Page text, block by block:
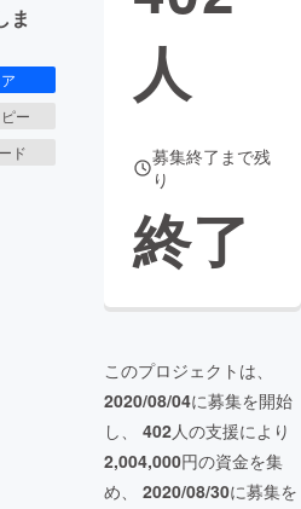
ま
ー
ド
人
募集終了まで残
り
終了
このプロジェクトは、
2020/08/04に募集を開始
し、 402人の支援により
2,004,000円の資金を集
め、 2020/08/30に募集を